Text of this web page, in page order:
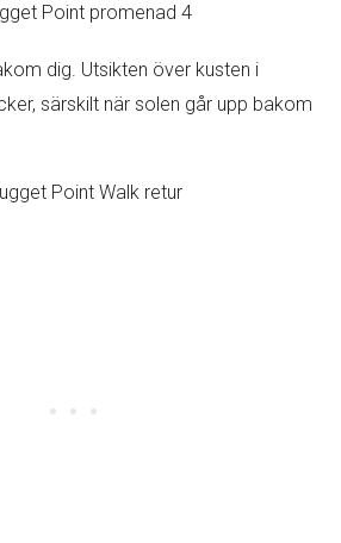
dig. Utsikten över kusten i
särskilt när solen går upp bakom